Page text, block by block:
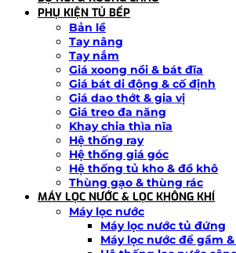
PHỤ KIỆN TỦ BẾP
Bản lề
Tay nâng
Tay nắm
Giá xoong nồi & bát đĩa
Giá bát di động & cố định
Giá dao thớt & gia vị
Giá treo đa năng
Khay chia thìa nĩa
Hệ thống ray
Hệ thống giá góc
Hệ thống tủ kho & đồ khô
Thùng gạo & thùng rác
MÁY LỌC NƯỚC & LỌC KHÔNG KHÍ
Máy lọc nước
Máy lọc nước tủ đứng
Máy lọc nước để gầm